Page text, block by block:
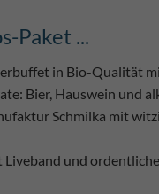
Paket ...
in Bio-Qualität
Bier, Hauswein und
Schmilka mit
und